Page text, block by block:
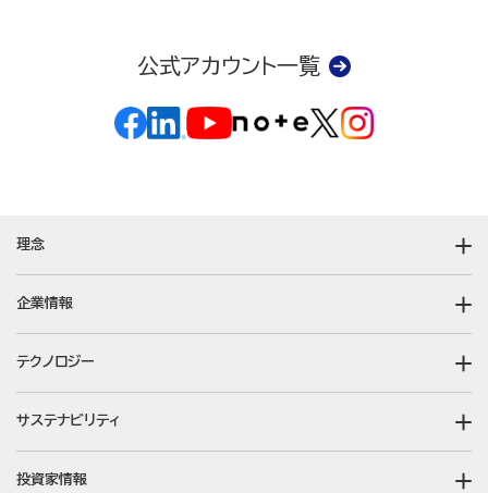
公式アカウント一覧
理念
企業情報
テクノロジー
サステナビリティ
投資家情報